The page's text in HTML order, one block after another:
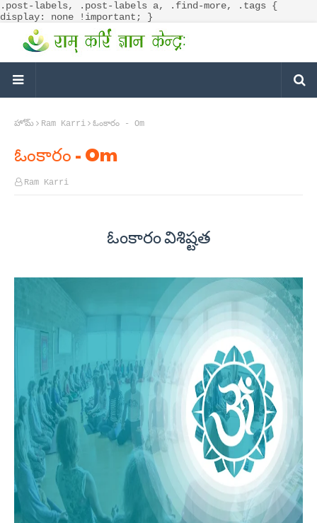
.post-labels, .post-labels a, .find-more, .tags {
display: none !important; }
హోమ్ Ram Karri ఓంకారం - Om
ఓంకారం - Om
Ram Karri
ఓంకారం విశిష్ట‌త